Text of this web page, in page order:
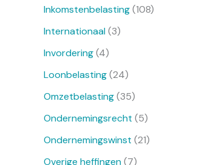
Inkomstenbelasting(108)
Internationaal(3)
Invordering(4)
Loonbelasting(24)
Omzetbelasting(35)
Ondernemingsrecht (5)
Ondernemingswinst (21)
Overige heffingen(7)